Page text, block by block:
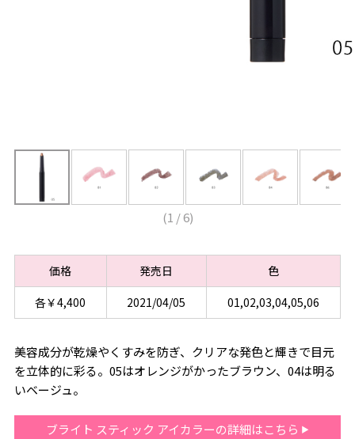
(1 /6)
価格 発売日
色
各￥4,400
2021/04/05 01,02,03,04,05,06
美容成分が乾燥やくすみを防ぎ、クリアな発色と輝きで目元
を立体的に彩る。05はオレンジがかったブラウン、04は明る
いベージュ。
ブライト スティック アイカラーの詳細はこちら